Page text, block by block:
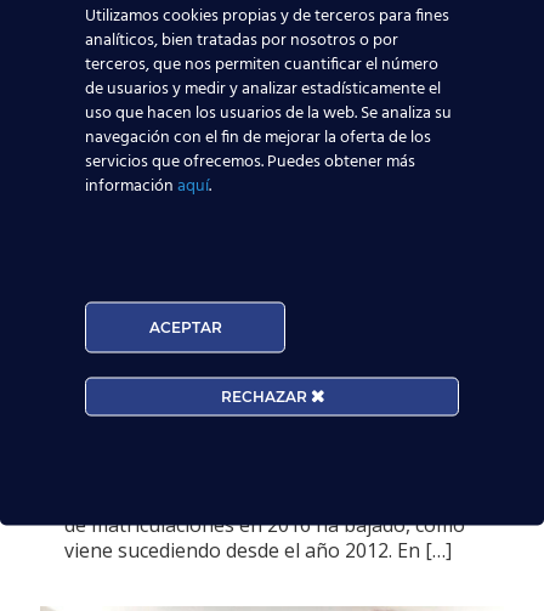
Las universidades
españolas pierden
más de 32.000
alumnos en 2016
de matriculaciones en 2016 ha bajado, como
viene sucediendo desde el año 2012. En […]
Utilizamos cookies propias y de terceros para fines
analíticos, bien tratadas por nosotros o por
terceros, que nos permiten cuantificar el número
de usuarios y medir y analizar estadísticamente el
uso que hacen los usuarios de la web. Se analiza su
navegación con el fin de mejorar la oferta de los
servicios que ofrecemos. Puedes obtener más
informaciónaquí.
ACEPTAR
RECHAZAR